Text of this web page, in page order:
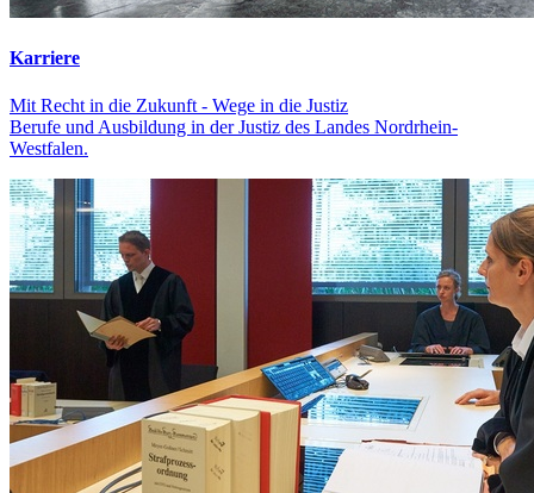
Karriere
Mit Recht in die Zukunft - Wege in die Justiz
Berufe und Ausbildung in der Justiz des Landes Nordrhein-
Westfalen.